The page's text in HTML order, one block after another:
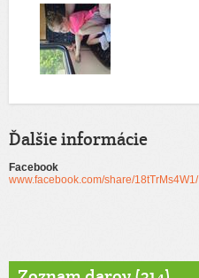
Ďalšie informácie
Facebook
www.facebook.com/share/18tTrMs4W1/